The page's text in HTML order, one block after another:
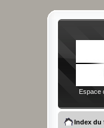
Espace
Index du